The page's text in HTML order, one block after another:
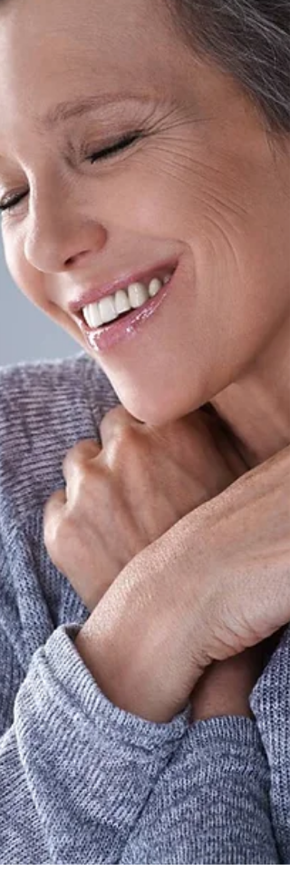
出生 在我們的生命中，最首要也最關鍵的成功，就
是「出生」。 如果我們必須透過自己的努力擠出產
道迎向陽光，不受外界的干預，這是最重要且具支
持性的成功， 在這裡，我們必須證明自己有強大的
能力捍衛自己。而成功地誕生在這個世界，將 持續
支持我們一輩子。透過這個經驗，我們將獲得力
量，同時日後也不斷地成功的 捍衛我們自己。 是
扯得太遠了嗎?要具備什麼樣的專業才能夠獲得這
的經驗呢?往後人生 中的成功真的就這麼依賴這個
次成功到這種程度嗎? 若以剖腹產出生的人，或必
用醫療的鉗子出生的人來說，他們在孩提及成人 時
期的表現如何?如果是早產兒，或許他們需要在保
箱內待幾個星期或甚至幾個 然而，關於他們的自立
與自信的狀況又如何呢? 當然，這種早期經驗所帶
的影響，某部分日後是可以克服。像是生命中所面
臨困難或身負重擔 我們仍然可以從這些事情獲得某
些力量。 儘管如此，即便瞭解早期經驗的本質，那
還是會有有某些局限，而那將成為我們必須面對的
挑戰。我們或許可以彌補曾經的失落，或用其他的
方式重新拾回所失去的，而經常是以説明他人的方
式呈現。 接受母親 出生之後，下一個具決定性